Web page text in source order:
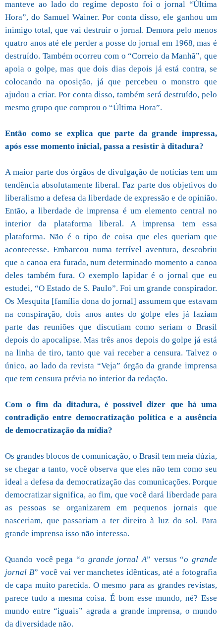
manteve ao lado do regime deposto foi o jornal “Última
Hora”, do Samuel Wainer. Por conta disso, ele ganhou um
inimigo total, que vai destruir o jornal. Demora pelo menos
quatro anos até ele perder a posse do jornal em 1968, mas é
destruído. Também ocorreu com o “Correio da Manhã”, que
apoia o golpe, mas que dois dias depois já está contra, se
colocando na oposição, já que percebeu o monstro que
ajudou a criar. Por conta disso, também será destruído, pelo
mesmo grupo que comprou o “Última Hora”.
Então como se explica que parte da grande impressa,
após esse momento inicial, passa a resistir à ditadura?
A maior parte dos órgãos de divulgação de notícias tem um
tendência absolutamente liberal. Faz parte dos objetivos do
liberalismo a defesa da liberdade de expressão e de opinião.
Então, a liberdade de imprensa é um elemento central no
interior da plataforma liberal. A imprensa tem essa
plataforma. Não é o tipo de coisa que eles queriam que
acontecesse. Embarcou numa terrível aventura, descobriu
que a canoa era furada, num determinado momento a canoa
deles também fura. O exemplo lapidar é o jornal que eu
estudei, “O Estado de S. Paulo”. Foi um grande conspirador.
Os Mesquita [família dona do jornal] assumem que estavam
na conspiração, dois anos antes do golpe eles já faziam
parte das reuniões que discutiam como seriam o Brasil
depois do apocalipse. Mas três anos depois do golpe já está
na linha de tiro, tanto que vai receber a censura. Talvez o
único, ao lado da revista “Veja” órgão da grande imprensa
que tem censura prévia no interior da redação.
Com o fim da ditadura, é possível dizer que há uma
contradição entre democratização política e a ausência
de democratização da mídia?
Os grandes blocos de comunicação, o Brasil tem meia dúzia,
se chegar a tanto, você observa que eles não tem como seu
ideal a defesa da democratização das comunicações. Porque
democratizar significa, ao fim, que você dará liberdade para
as pessoas se organizarem em pequenos jornais que
nasceriam, que passariam a ter direito à luz do sol. Para
grande imprensa isso não interessa.
Quando você pega “o grande jornal A” versus “o grande
jornal B” você vai ver manchetes idênticas, até a fotografia
de capa muito parecida. O mesmo para as grandes revistas,
parece tudo a mesma coisa. É bom esse mundo, né? Esse
mundo entre “iguais” agrada a grande imprensa, o mundo
da diversidade não.